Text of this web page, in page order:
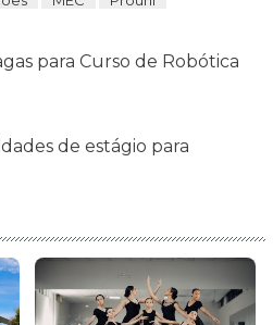
para Curso de Robótica
de estágio para